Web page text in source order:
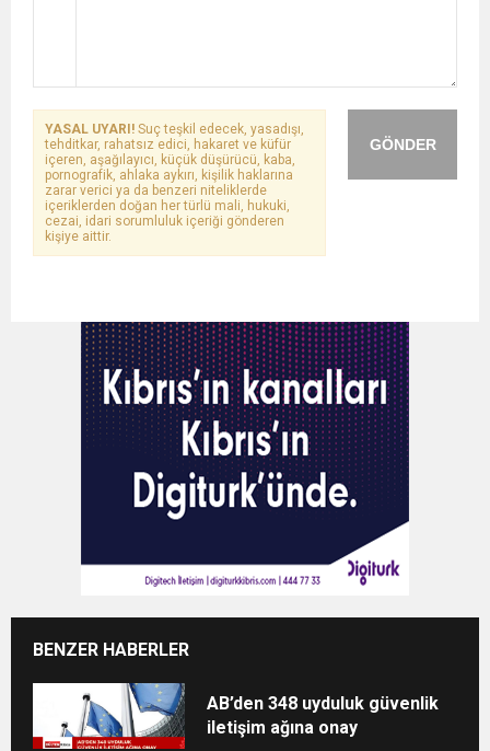
GÖNDER
YASAL UYARI! Suç teşkil edecek, yasadışı,
tehditkar, rahatsız edici, hakaret ve küfür
içeren, aşağılayıcı, küçük düşürücü, kaba,
pornografik, ahlaka aykırı, kişilik haklarına
zarar verici ya da benzeri niteliklerde
içeriklerden doğan her türlü mali, hukuki,
cezai, idari sorumluluk içeriği gönderen
kişiye aittir.
BENZER HABERLER
AB’den 348 uyduluk güvenlik
iletişim ağına onay